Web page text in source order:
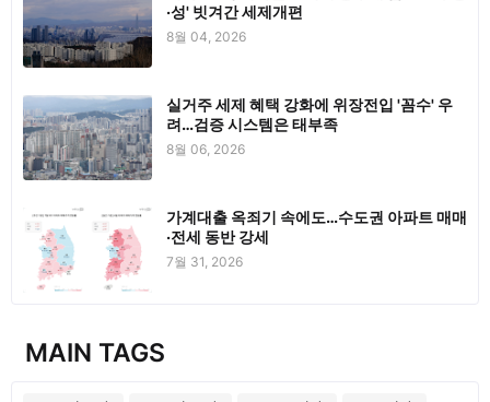
·성' 빗겨간 세제개편
8월 04, 2026
실거주 세제 혜택 강화에 위장전입 '꼼수' 우
려…검증 시스템은 태부족
8월 06, 2026
가계대출 옥죄기 속에도…수도권 아파트 매매
·전세 동반 강세
7월 31, 2026
MAIN TAGS